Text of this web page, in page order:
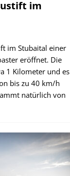
im
im Stubaital einer
eröffnet. Die
1 Kilometer und es
bis zu 40 km/h
natürlich von